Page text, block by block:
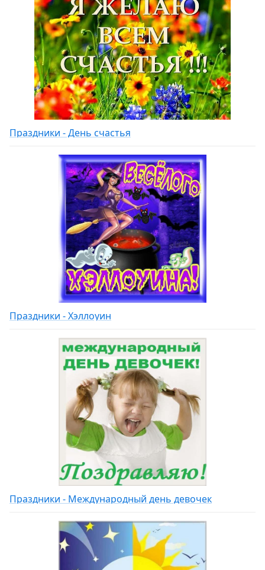
Праздники - День счастья
Праздники - Хэллоуин
Праздники - Международный день девочек